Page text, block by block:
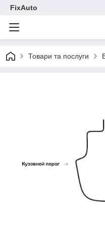
FixAuto
Товари та послуги